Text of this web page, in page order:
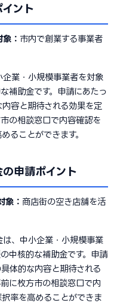
ント
象： 市内で創業する事業者
業・小規模事業者を対象
補助金です。申請にあたっ
容と期待される効果を定
の相談窓口で内容確認を
ることができます。
申請ポイント
象： 商店街の空き店舗を活
、中小企業・小規模事業
中核的な補助金です。申請
体的な内容と期待される
に枚方市の相談窓口で内
率を高めることができま